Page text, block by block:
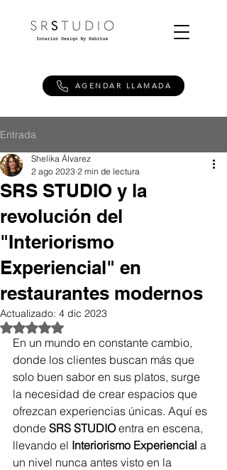
AGENDAR LLAMADA
Entrada
SRS STUDIO y la
revolución del
"Interiorismo
Experiencial" en
restaurantes modernos
Shelika Álvarez
2 ago 2023 2 min de lectura
Actualizado: 4 dic 2023
Obtuvo NaN de 5 estrellas.
En un mundo en constante cambio,
donde los clientes buscan más que
solo buen sabor en sus platos, surge
la necesidad de crear espacios que
ofrezcan experiencias únicas. Aquí es
donde SRS STUDIO entra en escena,
llevando el Interiorismo Experiencial a
un nivel nunca antes visto en la